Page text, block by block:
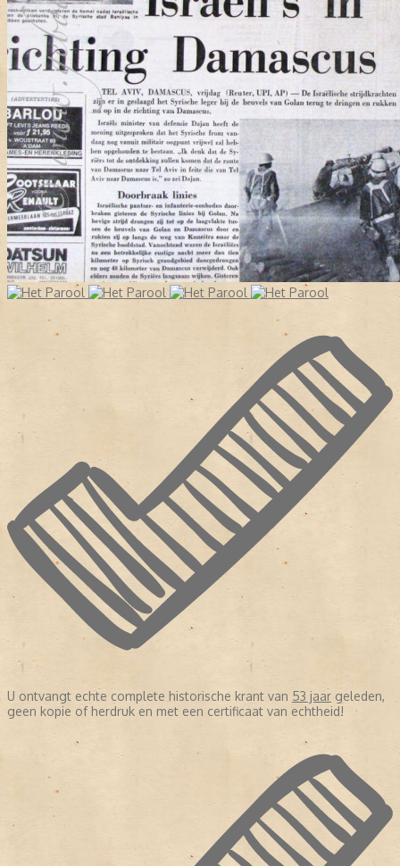
U ontvangt echte complete historische krant van 53 jaar geleden,
geen kopie of herdruk en met een certificaat van echtheid!